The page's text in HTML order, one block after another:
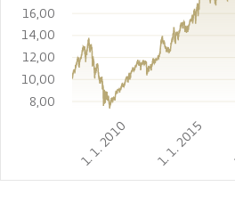
1. 1. 2010 1. 1. 2015
8,00
10,00
12,00
14,00
16,00